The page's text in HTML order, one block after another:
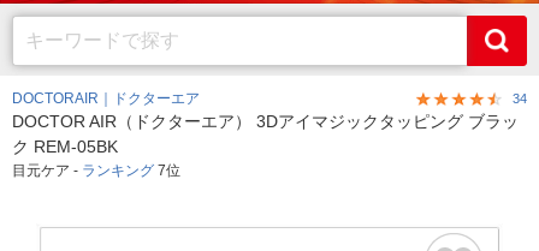
DOCTORAIR｜ドクターエア 34
DOCTOR AIR（ドクターエア） 3Dアイマジックタッピング ブラッ
ク REM-05BK
目元ケア - ランキング 7位